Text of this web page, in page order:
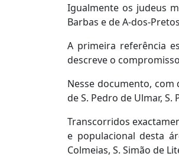
Igualmente os judeus
Barbas e de A-dos-
A primeira referência
descreve o
Nesse documento, com
de S. Pedro de Ulmar,
Transcorridos
e populacional desta
Colmeias, S. Simão de